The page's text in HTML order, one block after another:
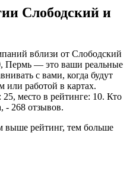
Слободский и
вблизи от Слободский
Пермь — это ваши реальные
с вами, когда будут
или работой в картах.
место в рейтинге: 10. Кто
- 268 отзывов.
выше рейтинг, тем больше